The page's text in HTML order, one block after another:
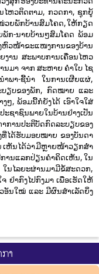
ໄຫວຕິດຕາມ, ກວດກາ, ຊຸກຍູ້
ວຍພັກບ້ານສົມໂຄດ, ໃຫ້ກຽດ
ກ-ນາຍບ້ານໆສົມໂຄດ ພ້ອມ
ໜ້າຂະແໜງການຂອງບ້ານ
ງານ ສະພາບການເຄື່ອນໄຫວ
ນມາ ຈາກ ສະຫາຍ ຄໍາໃບ ໄຊ
າພາ-ຊີ້ນໍາ ໃນການເຜີຍແຜ່,
ຽບຂອງພັກ, ກົດໝາຍ ແລະ
ໆ, ພ້ອມນີ້ກໍ່ຍັງໄດ້ ເອົາໃຈໃສ່
າຊົນພາຍໃນບ້ານຢ່າງເປັນ
ການປະຕິບັດກົດລະບຽບຂອງ
ໄດ້ຮັບມອບໝາຍ ຂອງບັນດາ
ເຫັນໄດ້ວ່າ ມີຫຼາຍໜ້າວຽກສໍາ
ານແລກປ່ຽນຄຳຄິດເຫັນ, ໃນ
ໄລຍະຜ່ານມາມີຂໍ້ສະດວກ,
ຢ່າກົງໄປກົງມາ ເພື່ອເຮັດໃຫ້
ອັນໃໝ່ ແລະ ມີຜົນສໍາເລັດຍິ່ງ
າ